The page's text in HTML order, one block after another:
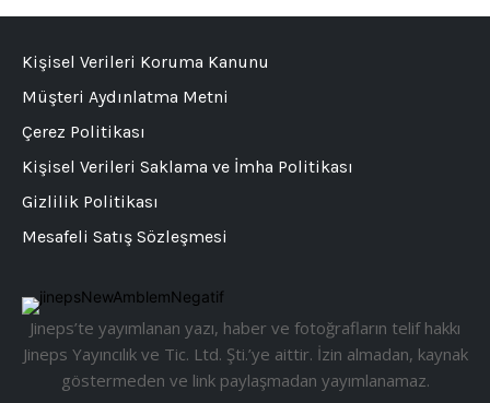
Jineps’te yayımlanan yazı, haber ve fotoğrafların telif hakkı
Jineps Yayıncılık ve Tic. Ltd. Şti.’ye aittir. İzin almadan, kaynak
göstermeden ve link paylaşmadan yayımlanamaz.
Kişisel Verileri Koruma Kanunu
Müşteri Aydınlatma Metni
Çerez Politikası
Kişisel Verileri Saklama ve İmha Politikası
Gizlilik Politikası
Mesafeli Satış Sözleşmesi